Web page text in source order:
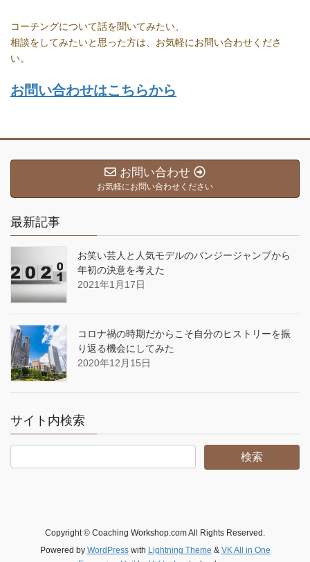
コーチングについて話を聞いてみたい、
相談をしてみたいと思った方は、お気軽にお問い合わせくださ
い。
お問い合わせはこちらから
お問い合わせ
お気軽にお問い合わせください
最新記事
お笑い芸人と人気モデルのバンジージャンプから
年初の決意を考えた
2021年1月17日
コロナ禍の時期だからこそ自分のヒストリーを振
り返る機会にしてみた
2020年12月15日
サイト内検索
Copyright © Coaching Workshop.com All Rights Reserved.
Powered by WordPresswith Lightning Theme & VK All in One